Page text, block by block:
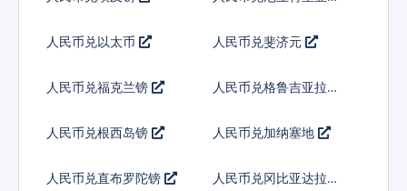
人民币兑以太币 人民币兑斐济元
人民币兑福克兰镑 人民币兑格鲁吉亚拉里
人民币兑根西岛镑 人民币兑加纳塞地
人民币兑直布罗陀镑 人民币兑冈比亚达拉西